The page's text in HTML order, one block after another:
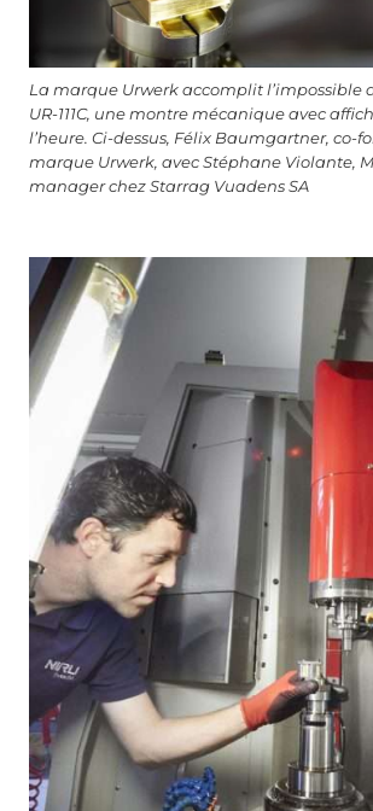
La marque Urwerk accomplit l’impossible
UR-111C, une montre mécanique avec
l’heure. Ci-dessus, Félix Baumgartner, co-
marque Urwerk, avec Stéphane Violante,
manager chez Starrag Vuadens SA